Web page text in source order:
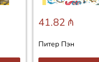
41.82 ₼
Питер Пэн